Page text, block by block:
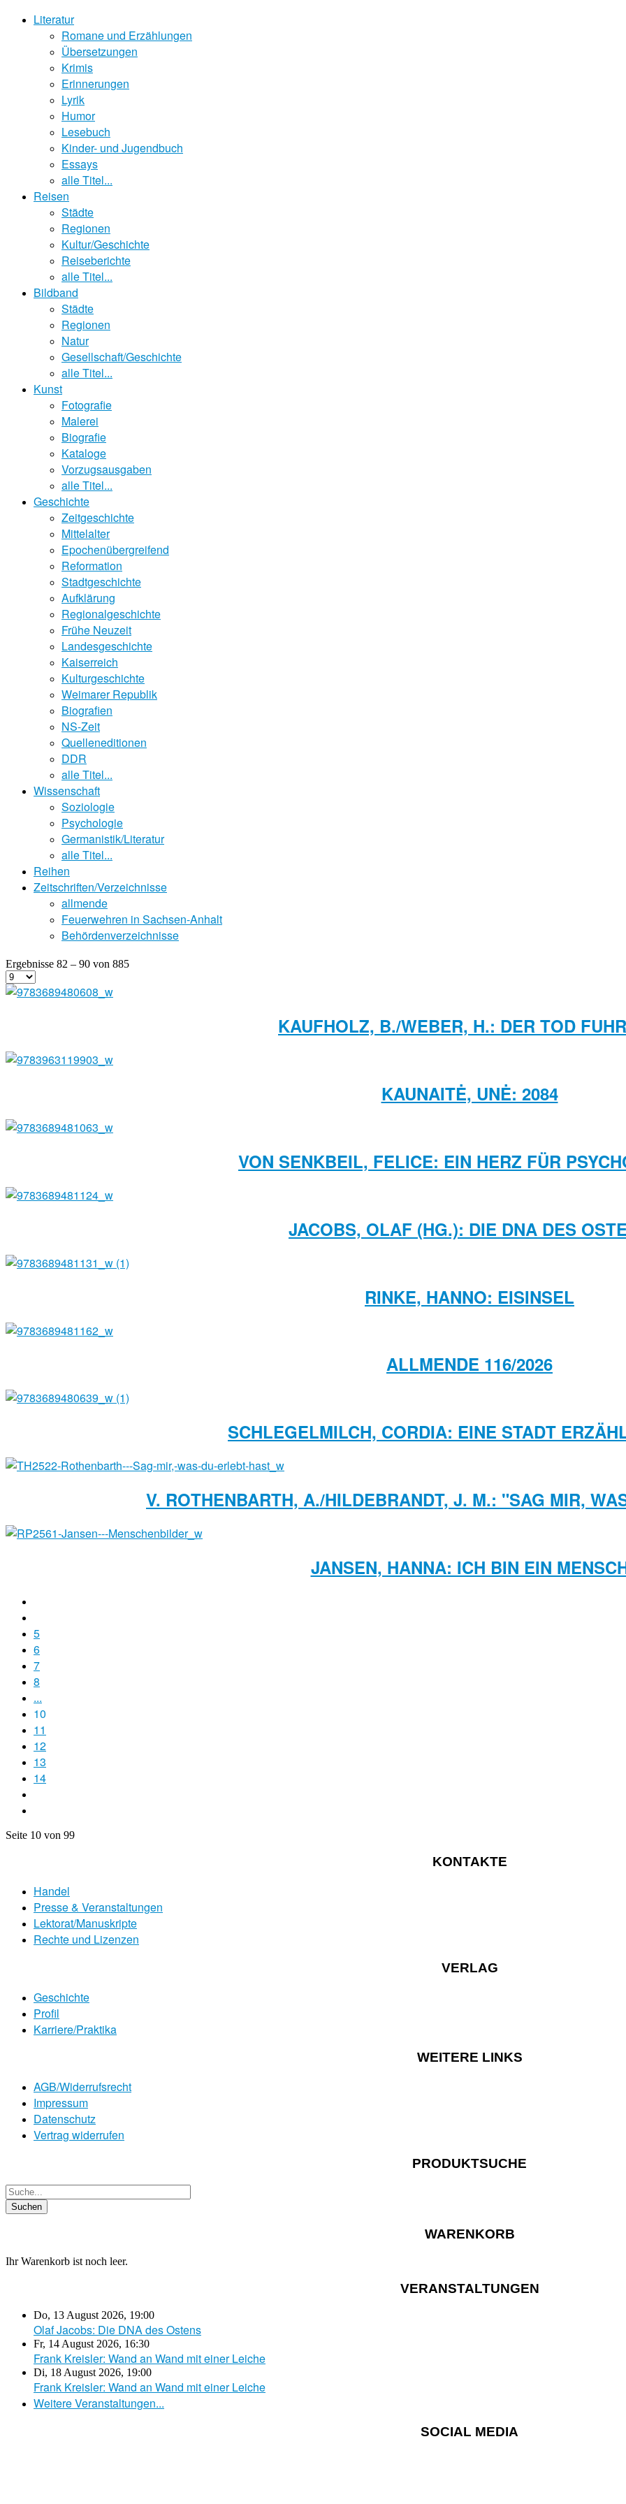
Literatur
Romane und Erzählungen
Übersetzungen
Krimis
Erinnerungen
Lyrik
Humor
Lesebuch
Kinder- und Jugendbuch
Essays
alle Titel...
Reisen
Städte
Regionen
Kultur/Geschichte
Reiseberichte
alle Titel...
Bildband
Städte
Regionen
Natur
Gesellschaft/Geschichte
alle Titel...
Kunst
Fotografie
Malerei
Biografie
Kataloge
Vorzugsausgaben
alle Titel...
Geschichte
Zeitgeschichte
Mittelalter
Epochenübergreifend
Reformation
Stadtgeschichte
Aufklärung
Regionalgeschichte
Frühe Neuzeit
Landesgeschichte
Kaiserreich
Kulturgeschichte
Weimarer Republik
Biografien
NS-Zeit
Quelleneditionen
DDR
alle Titel...
Wissenschaft
Soziologie
Psychologie
Germanistik/Literatur
alle Titel...
Reihen
Zeitschriften/Verzeichnisse
allmende
Feuerwehren in Sachsen-Anhalt
Behördenverzeichnisse
Ergebnisse 82 – 90 von 885
KAUFHOLZ, B./WEBER, H.: DER TOD
KAUNAITĖ, UNĖ: 2084
VON SENKBEIL, FELICE: EIN HERZ FÜR
JACOBS, OLAF (HG.): DIE DNA DES
RINKE, HANNO: EISINSEL
ALLMENDE 116/2026
SCHLEGELMILCH, CORDIA: EINE STADT
V. ROTHENBARTH, A./HILDEBRANDT, J. M.: "SAG MIR,
JANSEN, HANNA: ICH BIN EIN
5
6
7
8
...
10
11
12
13
14
Seite 10 von 99
KONTAKTE
Handel
Presse & Veranstaltungen
Lektorat/Manuskripte
Rechte und Lizenzen
VERLAG
Geschichte
Profil
Karriere/Praktika
WEITERE LINKS
AGB/Widerrufsrecht
Impressum
Datenschutz
Vertrag widerrufen
PRODUKTSUCHE
WARENKORB
Ihr Warenkorb ist noch leer.
VERANSTALTUNGEN
Do, 13 August 2026, 19:00
Olaf Jacobs: Die DNA des Ostens
Fr, 14 August 2026, 16:30
Frank Kreisler: Wand an Wand mit einer Leiche
Di, 18 August 2026, 19:00
Frank Kreisler: Wand an Wand mit einer Leiche
Weitere Veranstaltungen...
SOCIAL MEDIA